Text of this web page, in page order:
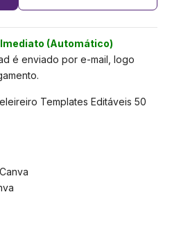
Imediato (Automático)
é enviado por e-mail, logo
Templates Editáveis 50